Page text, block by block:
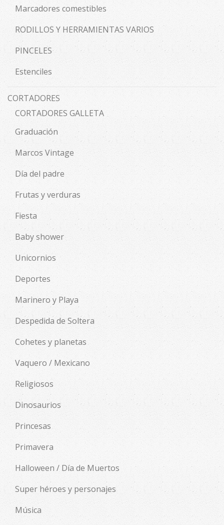
Marcadores comestibles
RODILLOS Y HERRAMIENTAS VARIOS
PINCELES
Estenciles
CORTADORES
CORTADORES GALLETA
Graduación
Marcos Vintage
Día del padre
Frutas y verduras
Fiesta
Baby shower
Unicornios
Deportes
Marinero y Playa
Despedida de Soltera
Cohetes y planetas
Vaquero / Mexicano
Religiosos
Dinosaurios
Princesas
Primavera
Halloween / Día de Muertos
Super héroes y personajes
Música